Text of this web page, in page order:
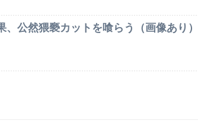
、公然猥褻カットを喰らう（画像あり）